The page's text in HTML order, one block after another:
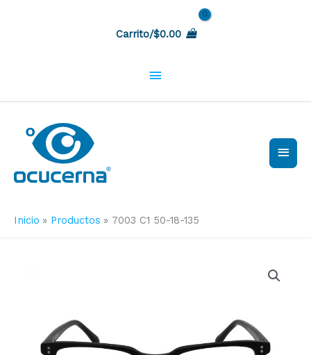
Carrito/$0.00
la
cabecera
Inicio Productos 7003 C1 50-18-135
cantidad